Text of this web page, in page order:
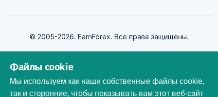
© 2005-2026. EarnForex. Все права защищены.
Разработан
Файлы cookie
Мы используем как наши собственные файлы cookie,
так и сторонние, чтобы показывать вам этот веб-сайт